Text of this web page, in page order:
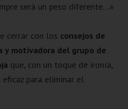
será un peso diferente…»
cerrar con los consejos de
y motivadora del grupo de
que, con un toque de ironía,
para eliminar el